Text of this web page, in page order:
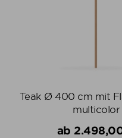
Teak Ø 400 cm mit
multicolor
ab